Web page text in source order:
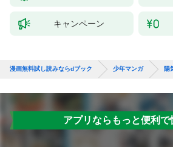
キャンペーン
漫画無料試し読みならdブック 少年マンガ 陽
アプリならもっと便利で